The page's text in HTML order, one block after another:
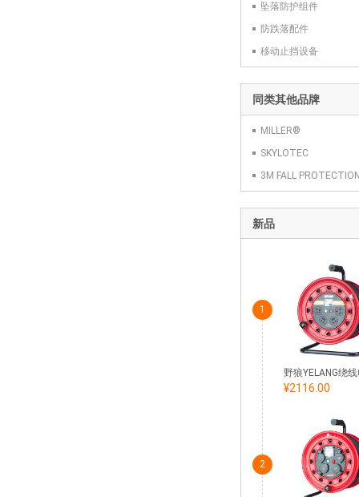
坠落防护组件
防跌落配件
移动止挡设备
同类其他品牌
MILLER®
SKYLOTEC
3M FALL
新品
1
2
¥2116.00